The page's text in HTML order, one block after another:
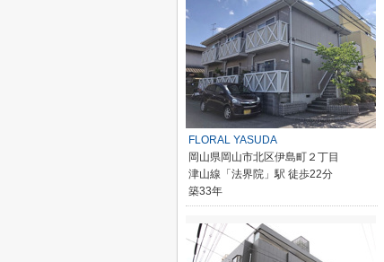
FLORAL YASUDA
岡山県岡山市北区伊島町２丁目
津山線「法界院」駅 徒歩22分
築33年